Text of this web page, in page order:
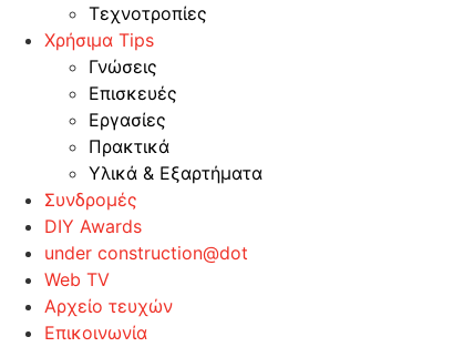
Τεχνοτροπίες
Χρήσιμα Tips
Γνώσεις
Επισκευές
Εργασίες
Πρακτικά
Υλικά & Εξαρτήματα
Συνδρομές
DIY Awards
under construction@dot
Web TV
Αρχείο τευχών
Επικοινωνία